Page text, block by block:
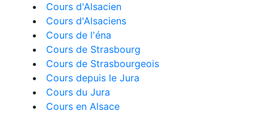
Cours d'Alsacien
Cours d'Alsaciens
Cours de l'éna
Cours de Strasbourg
Cours de Strasbourgeois
Cours depuis le Jura
Cours du Jura
Cours en Alsace